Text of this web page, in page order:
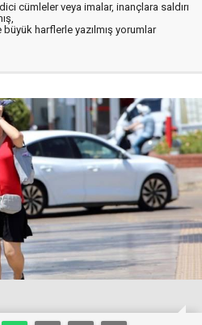
cümleler veya imalar, inançlara saldırı
harflerle yazılmış yorumlar